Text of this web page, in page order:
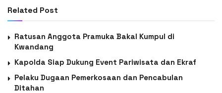
Related Post
Ratusan Anggota Pramuka Bakal Kumpul di
Kwandang
Kapolda Siap Dukung Event Pariwisata dan Ekraf
Pelaku Dugaan Pemerkosaan dan Pencabulan
Ditahan